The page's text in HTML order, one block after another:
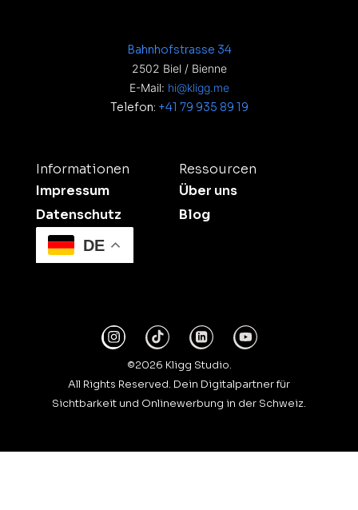
Bahnhofstrasse 34
2502 Biel / Bienne
E-Mail: hi@kligg.me
Telefon: +41 79 935 89 19
Informationen
Impressum
Datenschutz
Ressourcen
Über uns
Blog
DE
©2026 Kligg Studio.
All Rights Reserved. Dein Digitalpartner für
Sichtbarkeit und Onlinewerbung in der Schweiz.